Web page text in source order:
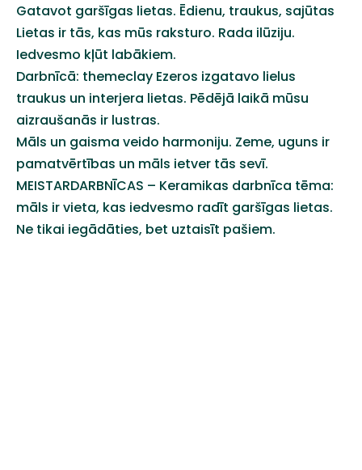
Gatavot garšīgas lietas. Ēdienu, traukus, sajūtas
Lietas ir tās, kas mūs raksturo. Rada ilūziju.
Iedvesmo kļūt labākiem.
Darbnīcā: themeclay Ezeros izgatavo lielus
traukus un interjera lietas. Pēdējā laikā mūsu
aizraušanās ir lustras.
Māls un gaisma veido harmoniju. Zeme, uguns ir
pamatvērtības un māls ietver tās sevī.
MEISTARDARBNĪCAS – Keramikas darbnīca tēma:
māls ir vieta, kas iedvesmo radīt garšīgas lietas.
Ne tikai iegādāties, bet uztaisīt pašiem.